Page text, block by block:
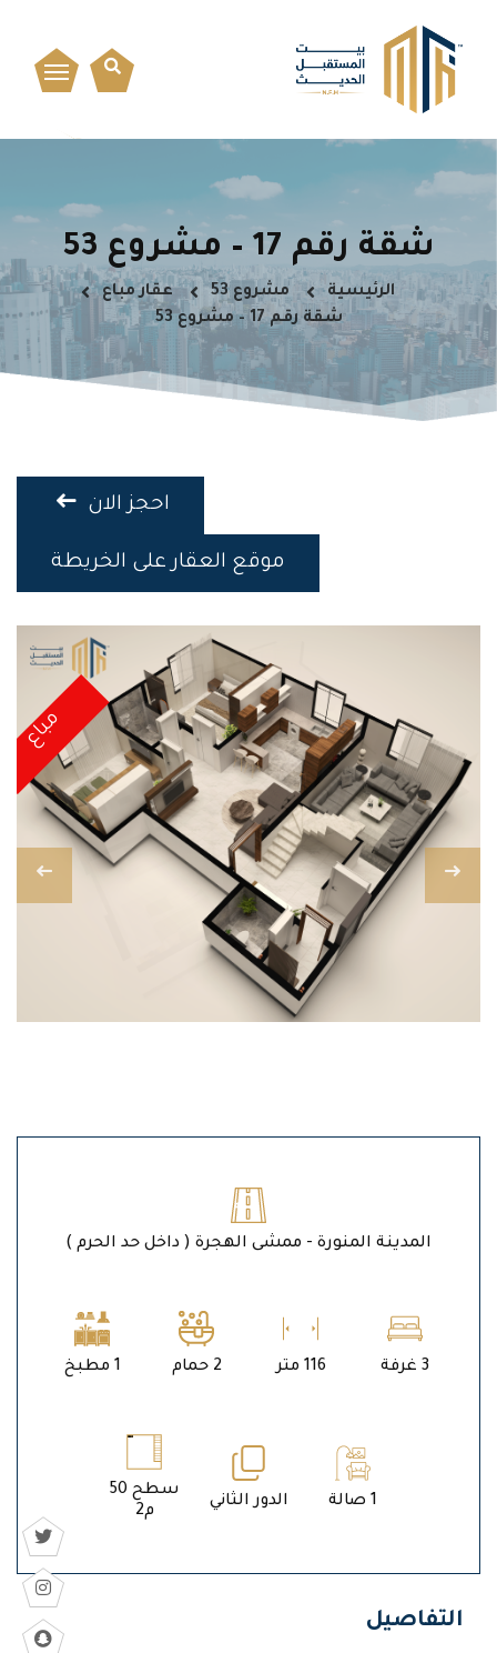
شقة رقم 17 – مشروع 53
الرئيسية مشروع 53
عقار مباع
شقة رقم 17 – مشروع 53
احجز الان
موقع العقار على الخريطة
مباع
المدينة المنورة - ممشى الهجرة ( داخل حد الحرم )
3 غرفة 116 متر 2 حمام 1 مطبخ
1 صالة الدور الثاني
سطح 50
م2
التفاصيل